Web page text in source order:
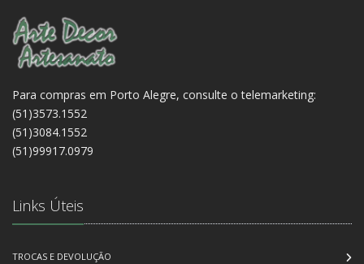
Para compras em Porto Alegre, consulte o telemarketing:
(51)3573.1552
(51)3084.1552
(51)99917.0979
Links Úteis
TROCAS E DEVOLUÇÃO